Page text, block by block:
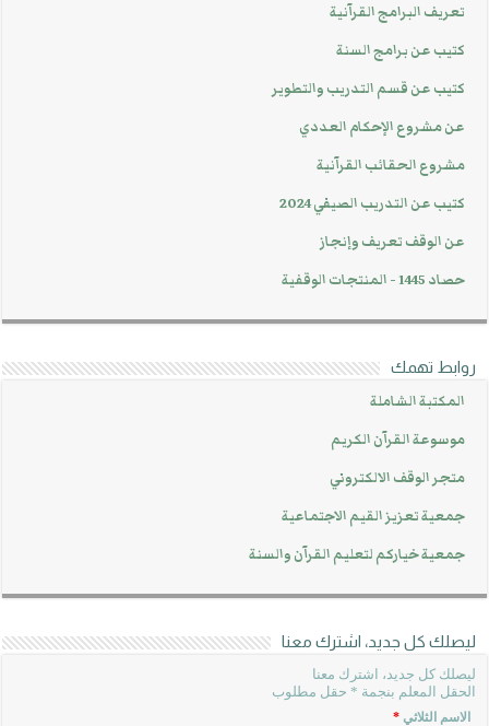
تعريف البرامج القرآنية
كتيب عن برامج السنة
كتيب عن قسم التدريب والتطوير
عن مشروع الإحكام العددي
مشروع الحقائب القرآنية
كتيب عن التدريب الصيفي 2024
عن الوقف تعريف وإنجاز
حصاد 1445 - المنتجات الوقفية
روابط تهمك
المكتبة الشاملة
موسوعة القرآن الكريم
متجر الوقف الالكتروني
جمعية تعزيز القيم الاجتماعية
جمعية خياركم لتعليم القرآن والسنة
ليصلك كل جديد، اشترك معنا
ليصلك كل جديد، اشترك معنا
الحقل المعلم بنجمة * حقل مطلوب
الاسم الثلاثي*